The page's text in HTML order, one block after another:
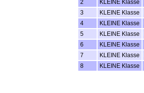
2
KLEINE Klasse
3
KLEINE Klasse
4
KLEINE Klasse
5
KLEINE Klasse
6
KLEINE Klasse
7
KLEINE Klasse
8
KLEINE Klasse